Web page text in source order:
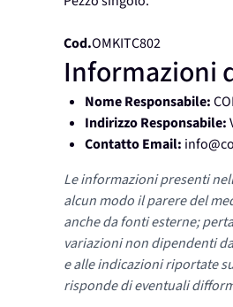
Cod.OMKITC802
Informazioni
Nome Responsabile:
Indirizzo Responsabile:
Contatto Email:
Le informazioni presenti
alcun modo il parere del
anche da fonti esterne;
variazioni non dipendenti
e alle indicazioni riportate
risponde di eventuali